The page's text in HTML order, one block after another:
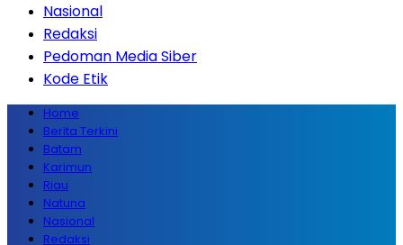
Nasional
Redaksi
Pedoman Media Siber
Kode Etik
Home
Berita Terkini
Batam
Karimun
Riau
Natuna
Nasional
Redaksi